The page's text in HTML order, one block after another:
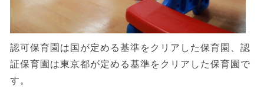
認可保育園は国が定める基準をクリアした保育園、認
証保育園は東京都が定める基準をクリアした保育園で
す。